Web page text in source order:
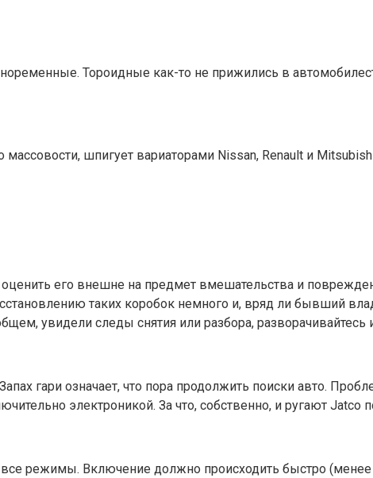
Тороидные как-то не прижились в
шпигует вариаторами Nissan, Renault и
его внешне на предмет вмешательства и
таких коробок немного и, вряд ли бывший
увидели следы снятия или разбора,
гари означает, что пора продолжить поиски авто.
электроникой. За что, собственно, и ругают Jatco
режимы. Включение должно происходить быстро (менее